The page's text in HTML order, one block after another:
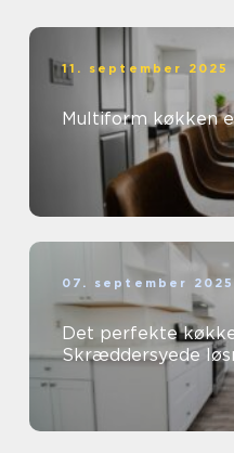
11. september 2025
Multiform køkken
07. september 2025
Det perfekte
Skræddersyede